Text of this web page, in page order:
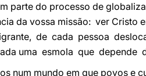
parte do processo de
da vossa missão: ver Cristo
de cada pessoa
uma esmola que depende
num mundo em que povos e